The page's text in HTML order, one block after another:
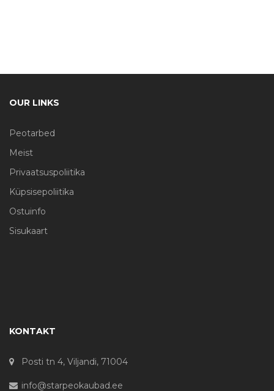
OUR LINKS
Peotarbed
Meist
Privaatsuspoliitika
Küpsisepoliitika
Ostuinfo
Sisukaart
KONTAKT
Posti tn 4, Viljandi, 71004
info@starpeokaubad.ee